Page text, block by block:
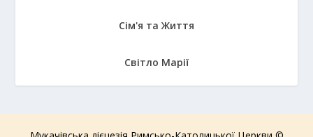
Сім'я та Життя
Світло Марії